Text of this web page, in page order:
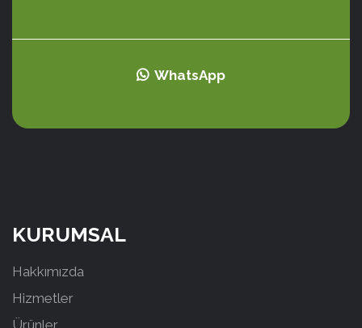
WhatsApp
KURUMSAL
Hakkımızda
Hizmetler
Ürünler